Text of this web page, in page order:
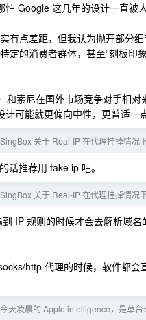
Google 这几年的设计一直被
有点差距，但我认为抛开部分
定的消费者群体，甚至“刻板印
索尼在国外市场竞争对手相
可能就更偏向中性，更普适一点
关于 Real-IP 在代理挂掉情况
话推荐用 fake ip 吧。
关于 Real-IP 在代理挂掉情况
IP 规则的时候才会去解析域
http 代理的时候，软件都
天凌晨的 Apple intelligence，是草台